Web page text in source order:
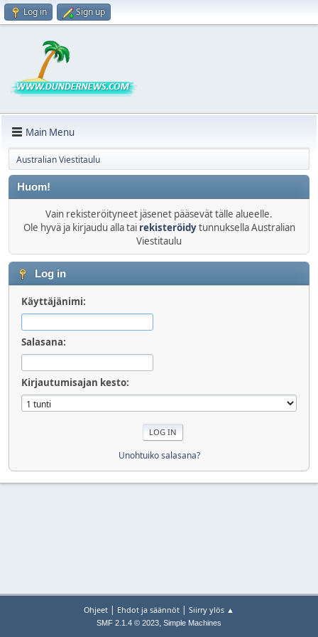
Log in Sign up
Main Menu
Australian Viestitaulu
Huom!
Vain rekisteröityneet jäsenet pääsevät tälle alueelle.
Ole hyvä ja kirjaudu alla tai rekisteröidytunnuksella Australian
Viestitaulu
Log in
Käyttäjänimi:
Salasana:
Kirjautumisajan kesto:
Unohtuiko salasana?
Ohjeet | Ehdot ja säännöt | Siirry ylös ▲
SMF 2.1.4 © 2023, Simple Machines